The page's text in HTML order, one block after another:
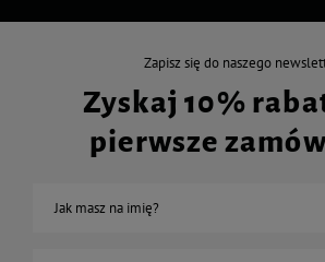
Zapisz się do naszego
Zyskaj 10%
pierwsze
Jak masz na imię?